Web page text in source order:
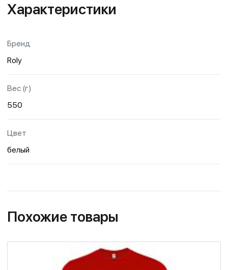
Характеристики
Бренд
Roly
Вес (г)
550
Цвет
белый
Похожие товары